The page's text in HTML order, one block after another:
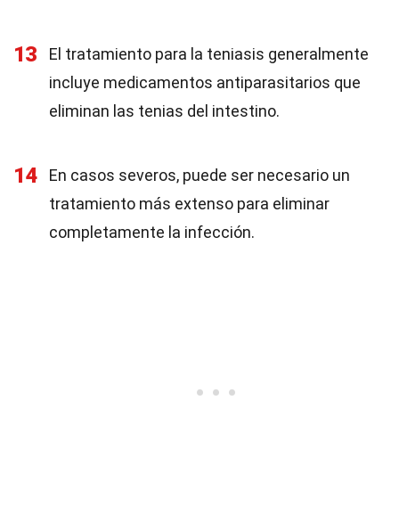
13
El tratamiento para la teniasis generalmente
incluye medicamentos antiparasitarios que
eliminan las tenias del intestino.
14
En casos severos, puede ser necesario un
tratamiento más extenso para eliminar
completamente la infección.